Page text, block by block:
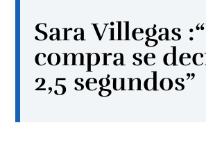
Sara Villegas
compra se
2,5 segundos”